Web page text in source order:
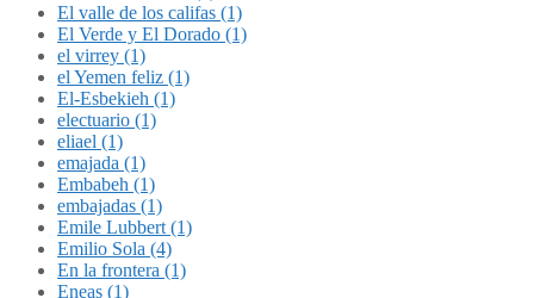
El valle de los califas (1)
El Verde y El Dorado (1)
el virrey (1)
el Yemen feliz (1)
El-Esbekieh (1)
electuario (1)
eliael (1)
emajada (1)
Embabeh (1)
embajadas (1)
Emile Lubbert (1)
Emilio Sola (4)
En la frontera (1)
Eneas (1)